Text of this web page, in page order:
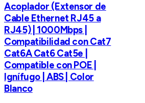
Acoplador (Extensor de
Cable Ethernet RJ45 a
RJ45) | 1000Mbps |
Compatibilidad con Cat7
Cat6A Cat6 Cat5e |
Compatible con POE |
Ignífugo | ABS | Color
Blanco